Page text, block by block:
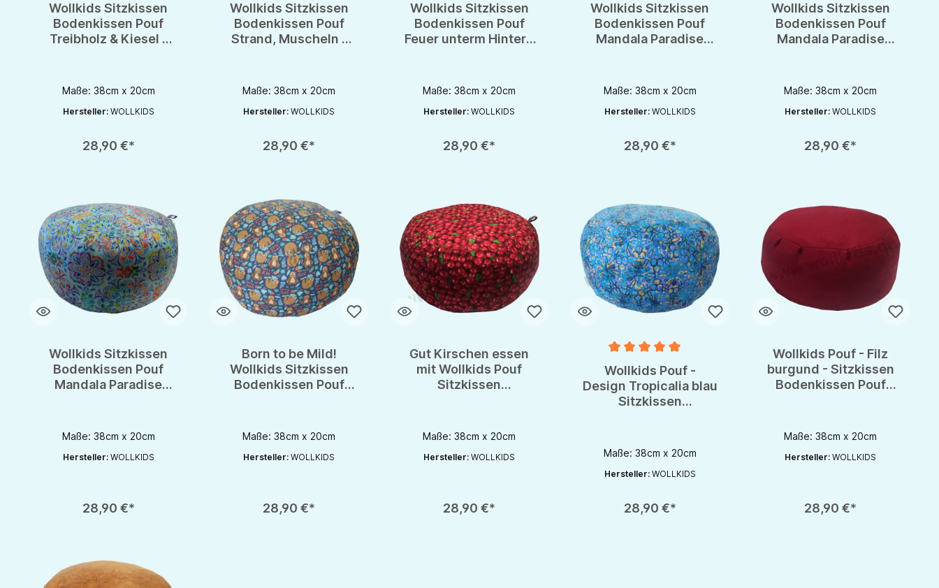
Wollkids Sitzkissen
Bodenkissen Pouf
Treibholz & Kiesel -
Maße: 38cm x 20cm
Hersteller: WOLLKIDS
28,90 €*
Wollkids Sitzkissen
Bodenkissen Pouf
Strand, Muscheln -
Maße: 38cm x 20cm
Hersteller:WOLLKIDS
28,90 €*
Wollkids Sitzkissen
Bodenkissen Pouf
Feuer unterm Hintern
Maße: 38cm x 20cm
Hersteller:WOLLKIDS
28,90 €*
Wollkids Sitzkissen
Bodenkissen Pouf
Mandala Paradise
Maße: 38cm x 20cm
Hersteller: WOLLKIDS
28,90 €*
Wollkids Sitzkissen
Bodenkissen Pouf
Mandala Paradise
Maße: 38cm x 20cm
Hersteller:WOLLKIDS
28,90 €*
Wollkids Sitzkissen
Bodenkissen Pouf
Mandala Paradise
Maße: 38cm x 20cm
Hersteller: WOLLKIDS
28,90 €*
Born to be Mild!
Wollkids Sitzkissen
Bodenkissen Pouf
Maße: 38cm x 20cm
Hersteller:WOLLKIDS
28,90 €*
Gut Kirschen essen
mit Wollkids Pouf
Sitzkissen
Maße: 38cm x 20cm
Hersteller:WOLLKIDS
28,90 €*
Durchschnittliche Bewertung von 5 von 5 Sternen
Wollkids Pouf -
Design Tropicalia blau
Sitzkissen
Maße: 38cm x 20cm
Hersteller: WOLLKIDS
28,90 €*
Wollkids Pouf - Filz
burgund - Sitzkissen
Bodenkissen Pouf
Maße: 38cm x 20cm
Hersteller:WOLLKIDS
28,90 €*